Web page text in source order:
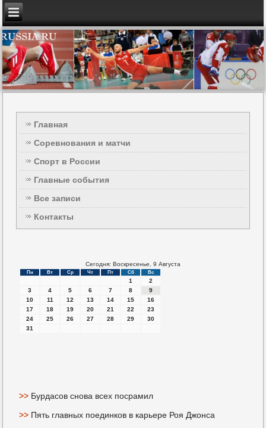
Главная
Соревнования и матчи
Спорт в России
Главные события
Все записи
Контакты
Сегодня: Воскресенье, 9 Августа
Пн Вт Ср Чт Пт Сб Вс
1
2
3
4 5 6 7 8
9
10
11 12 13 14 15
16
17
18 19 20 21 22
23
24
25 26 27 28 29
30
31
>> Бурдасов снова всех посрамил
>> Пять главных поединков в карьере Роя Джонса